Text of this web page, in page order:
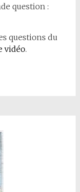
question :
questions du
vidéo.